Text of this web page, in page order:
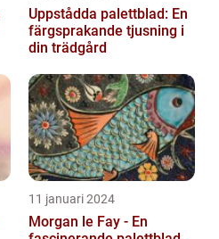
Uppstådda palettblad: En
färgsprakande tjusning i
din trädgård
11 januari 2024
Morgan le Fay - En